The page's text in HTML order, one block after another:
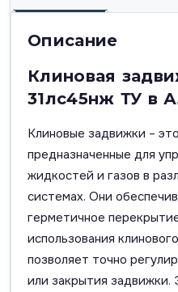
Описание
Клиновая
31лс45нж ТУ в
Клиновые задвижки –
предназначенные для
жидкостей и газов в
системах. Они
герметичное
использования
позволяет точно
или закрытия задвижки.